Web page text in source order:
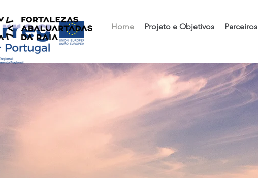
Home Projeto e Objetivos Parceiros